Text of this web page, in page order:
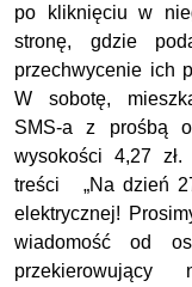
po kliknięciu w
stronę, gdzie
przechwycenie ich
W sobotę,
SMS-a z prośbą
wysokości 4,27
treści „Na dzień
elektrycznej!
wiadomość od
przekierowujący